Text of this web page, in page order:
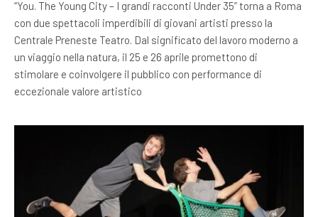
“You. The Young City – I grandi racconti Under 35” torna a Roma
con due spettacoli imperdibili di giovani artisti presso la
Centrale Preneste Teatro. Dal significato del lavoro moderno a
un viaggio nella natura, il 25 e 26 aprile promettono di
stimolare e coinvolgere il pubblico con performance di
eccezionale valore artistico